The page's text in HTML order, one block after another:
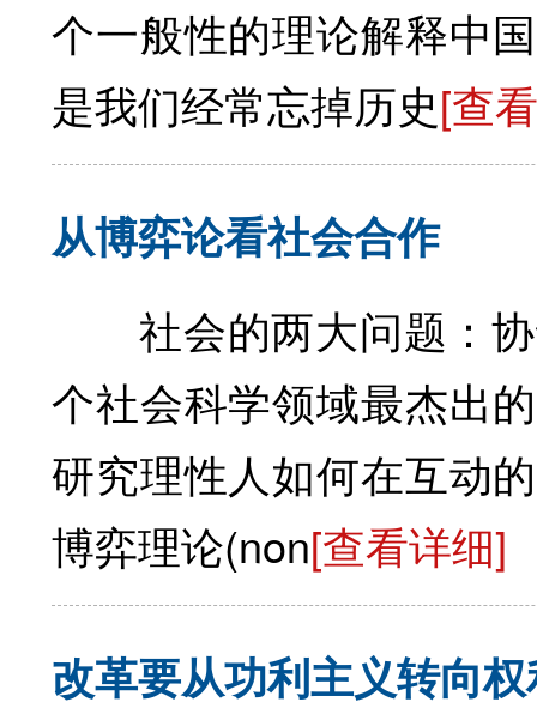
个一般性的理论解释中
是我们经常忘掉历史[查
从博弈论看社会合作
社会的两大问题：
个社会科学领域最杰出
研究理性人如何在互动
博弈理论(non[查看详细]
改革要从功利主义转向